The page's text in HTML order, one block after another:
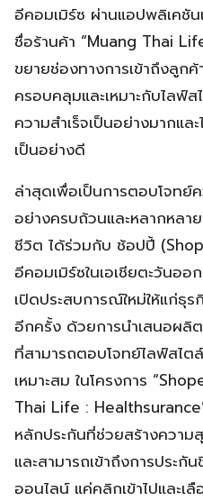
อีคอมเมิร์ซ ผ่านแอปพลิเคชั
ชื่อร้านค้า “Muang Thai
ขยายช่องทางการเข้าถึงลูก
ครอบคลุมและเหมาะกับไลฟ์
ความสำเร็จเป็นอย่างมากแ
เป็นอย่างดี
ล่าสุดเพื่อเป็นการตอบโจทย์
อย่างครบถ้วนและหลากหลา
ชีวิต ได้ร่วมกับ ช้อปปี้
อีคอมเมิร์ซในเอเชียตะวันออ
เปิดประสบการณ์ใหม่ให้แก่ธุร
อีกครั้ง ด้วยการนำเสนอผ
ที่สามารถตอบโจทย์ไลฟ์สไ
เหมาะสม ในโครงการ
Thai Life :
หลักประกันที่ช่วยสร้างควา
และสามารถเข้าถึงการประกั
ออนไลน์ แค่คลิกเข้าไปและเ